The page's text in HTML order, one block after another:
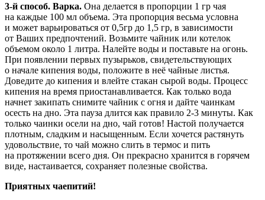
3-й способ. Варка. Она делается в пропорции 1 гр чая
на каждые 100 мл объема. Эта пропорция весьма условна
и может варьироваться от 0,5гр до 1,5 гр, в зависимости
от Ваших предпочтений. Возьмите чайник или котелок
объемом около 1 литра. Налейте воды и поставьте на огонь.
При появлении первых пузырьков, свидетельствующих
о начале кипения воды, положите в неё чайные листья.
Доведите до кипения и влейте стакан сырой воды. Процесс
кипения на время приостанавливается. Как только вода
начнет закипать снимите чайник с огня и дайте чаинкам
осесть на дно. Эта пауза длится как правило 2-3 минуты. Как
только чаинки осели на дно, чай готов! Настой получается
плотным, сладким и насыщенным. Если хочется растянуть
удовольствие, то чай можно слить в термос и пить
на протяжении всего дня. Он прекрасно хранится в горячем
виде, настаивается, сохраняет полезные свойства.
Приятных чаепитий!